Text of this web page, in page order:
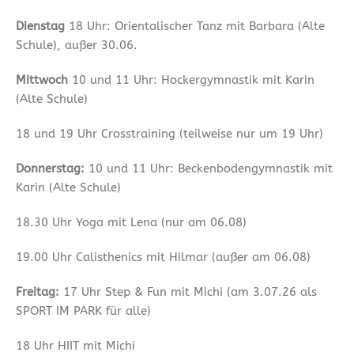
Dienstag 18 Uhr: Orientalischer Tanz mit Barbara (Alte
Schule), außer 30.06.
Mittwoch 10 und 11 Uhr: Hockergymnastik mit Karin
(Alte Schule)
18 und 19 Uhr Crosstraining (teilweise nur um 19 Uhr)
Donnerstag: 10 und 11 Uhr: Beckenbodengymnastik mit
Karin (Alte Schule)
18.30 Uhr Yoga mit Lena (nur am 06.08)
19.00 Uhr Calisthenics mit Hilmar (außer am 06.08)
Freitag: 17 Uhr Step & Fun mit Michi (am 3.07.26 als
SPORT IM PARK für alle)
18 Uhr HIIT mit Michi